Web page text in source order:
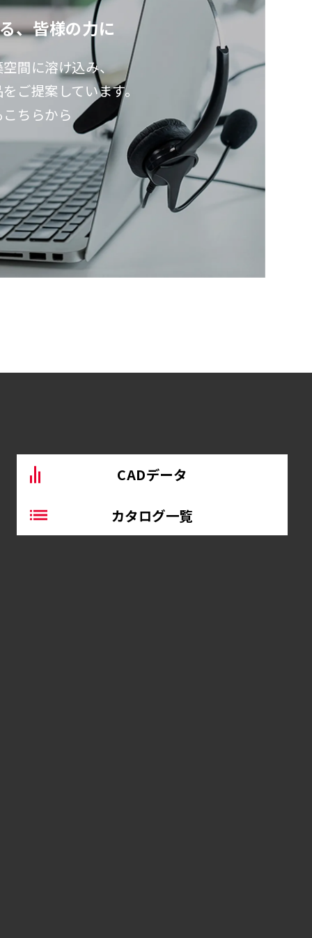
、皆様の力に
間に溶け込み、
ご提案しています。
ちらから
、皆様の力に
間に溶け込み、
ご提案しています。
ちらから
CADデータ
カタログ一覧